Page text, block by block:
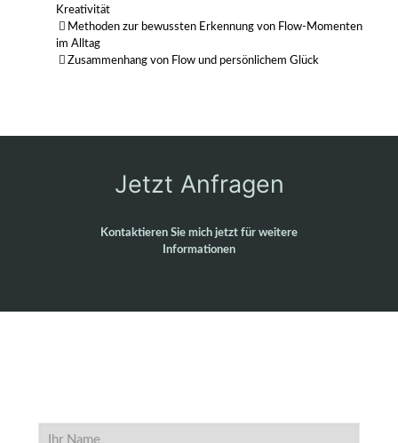
Kreativität
Methoden zur bewussten Erkennung von Flow-Momenten
im Alltag
Zusammenhang von Flow und persönlichem Glück
Jetzt Anfragen
Kontaktieren Sie mich jetzt für weitere
Informationen